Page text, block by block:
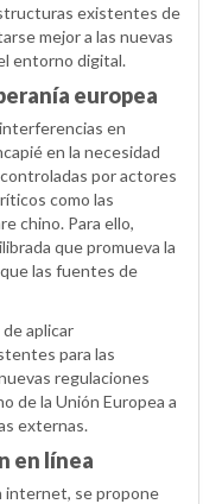
existentes de
mejor a las nuevas
entorno digital.
europea
en
en la necesidad
por actores
como las
chino. Para ello,
que promueva la
las fuentes de
aplicar
para las
regulaciones
de la Unión Europea a
externas.
en línea
internet, se propone